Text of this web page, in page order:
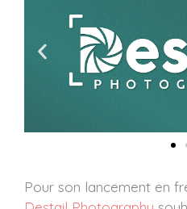
Pour son lancement en